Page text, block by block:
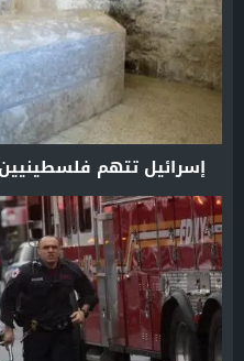
إسرائيل تتهم